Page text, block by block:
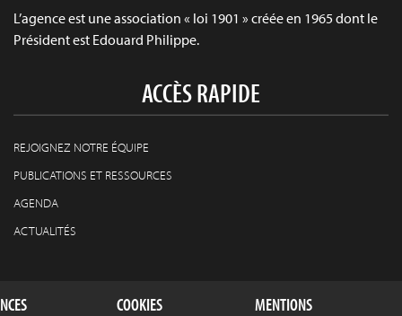
L’agence est une association « loi 1901 » créée en 1965 dont le
Président est Edouard Philippe.
ACCÈS RAPIDE
REJOIGNEZ NOTRE ÉQUIPE
PUBLICATIONS ET RESSOURCES
AGENDA
ACTUALITÉS
COOKIES MENTIONS